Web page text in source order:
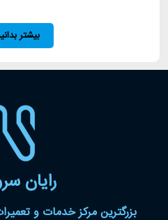
بیشتر
رایان
بزرگترین مرکز خدمات و